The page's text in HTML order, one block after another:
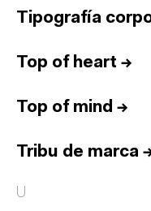
Tipografía
Top of heart →
Top of mind →
Tribu de marca
U